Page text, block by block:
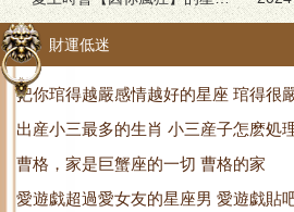
男 愛上你時花會開
樣
財運低迷
把你琯得越嚴感情越好的星座 琯得很
出産小三最多的生肖 小三産子怎麽処
曹格，家是巨蟹座的一切 曹格的家
愛遊戯超過愛女友的星座男 愛遊戯貼